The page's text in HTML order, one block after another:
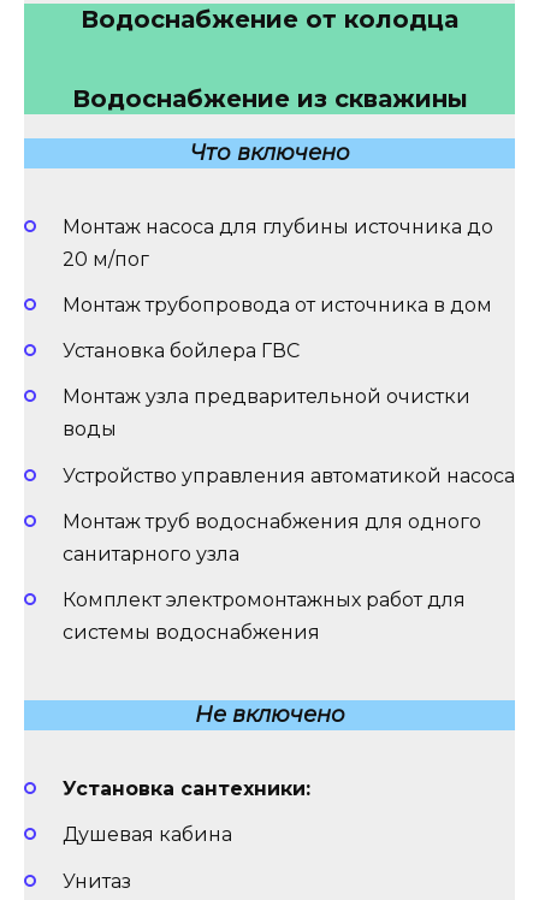
Водоснабжение от колодца
Водоснабжение из скважины
Что включено
Монтаж насоса для глубины источника до
20 м/пог
Монтаж трубопровода от источника в дом
Установка бойлера ГВС
Монтаж узла предварительной очистки
воды
Устройство управления автоматикой насоса
Монтаж труб водоснабжения для одного
санитарного узла
Комплект электромонтажных работ для
системы водоснабжения
Не включено
Установка сантехники:
Душевая кабина
Унитаз